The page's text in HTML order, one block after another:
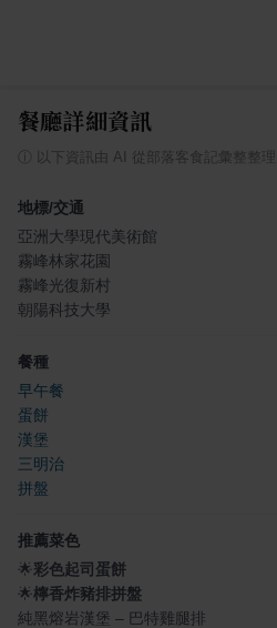
餐廳詳細資訊
ⓘ 以下資訊由 AI 從部落客食記彙整整理
地標/交通
亞洲大學現代美術館
霧峰林家花園
霧峰光復新村
朝陽科技大學
餐種
早午餐
蛋餅
漢堡
三明治
拼盤
推薦菜色
🌟彩色起司蛋餅
🌟檸香炸豬排拼盤
純黑熔岩漢堡 – 巴特雞腿排